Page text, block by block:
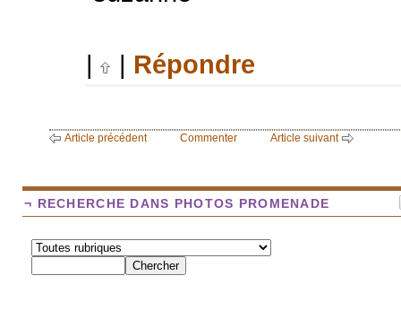
| | Répondre
Article précédent Commenter Article suivant
¬ RECHERCHE DANS PHOTOS PROMENADE